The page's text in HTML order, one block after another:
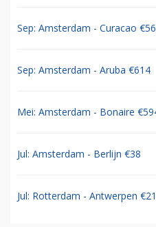
Sep: Amsterdam - Curacao
Sep: Amsterdam - Aruba €614
Mei: Amsterdam - Bonaire
Jul: Amsterdam - Berlijn €38
Jul: Rotterdam - Antwerpen €21